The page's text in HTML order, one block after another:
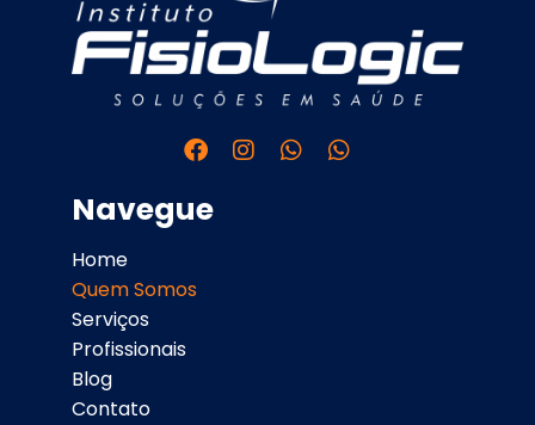
Navegue
Home
Quem Somos
Serviços
Profissionais
Blog
Contato